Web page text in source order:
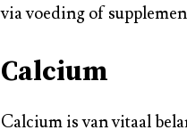
via voeding of
Calcium
Calcium is van vitaal